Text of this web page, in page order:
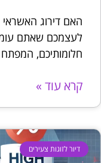
האם דירוג
לעצמכם שאתם
חלומותיכם,
קרא עוד »
דיור לזוגות צעירים